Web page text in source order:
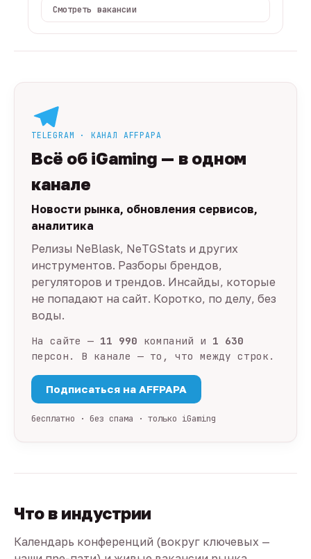
Смотреть вакансии
TELEGRAM · КАНАЛ AFFPAPA
Всё об iGaming — в одном
канале
Новости рынка, обновления сервисов,
аналитика
Релизы NeBlask, NeTGStats и других
инструментов. Разборы брендов,
регуляторов и трендов. Инсайды, которые
не попадают на сайт. Коротко, по делу, без
воды.
На сайте — 11 990 компаний и 1 630
персон. В канале — то, что между строк.
Подписаться на AFFPAPA
бесплатно · без спама · только iGaming
Что в индустрии
Календарь конференций (вокруг ключевых —